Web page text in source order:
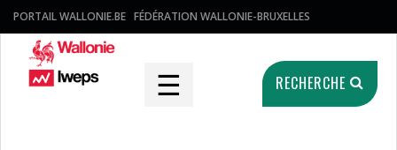
PORTAIL WALLONIE.BE FÉDÉRATION WALLONIE-BRUXELLES
☰ RECHERCHE